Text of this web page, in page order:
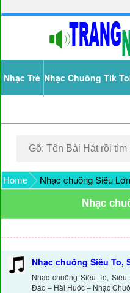
Nhạc Trẻ Nhạc Chuông Tik
Home Nhạc chuông Siêu Lớn
Nhạc
Nhạc chuông Siêu To,
Nhạc chuông Siêu To,
Đáo – Hài Huớc – Nhạc